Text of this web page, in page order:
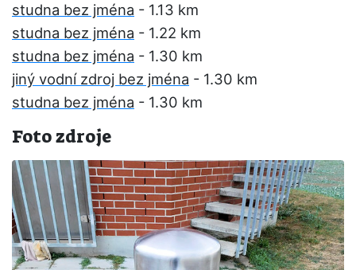
studna bez jména - 1.13 km
studna bez jména - 1.22 km
studna bez jména - 1.30 km
jiný vodní zdroj bez jména - 1.30 km
studna bez jména - 1.30 km
Foto zdroje